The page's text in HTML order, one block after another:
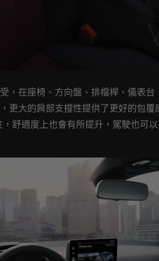
，在座椅、方向盤、排檔桿、儀表
更大的肩部支撐性提供了更好的包
舒適度上也會有所提升，駕駛也可